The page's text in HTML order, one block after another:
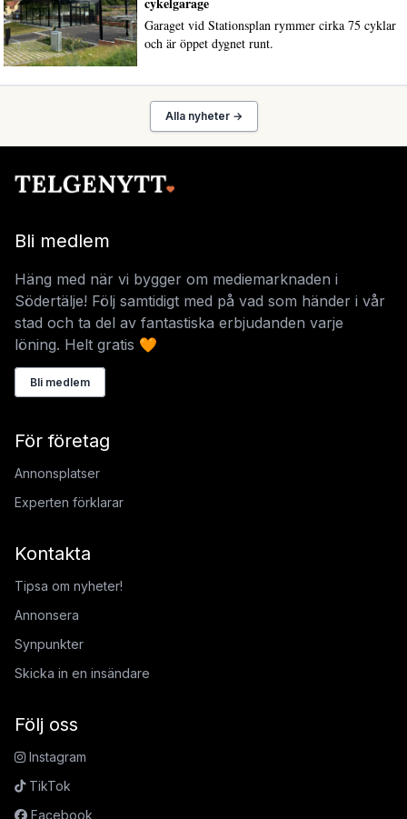
Garaget vid Stationsplan rymmer cirka 75 cyklar
och är öppet dygnet runt.
Alla nyheter →
Bli medlem
Häng med när vi bygger om mediemarknaden i
Södertälje! Följ samtidigt med på vad som händer i vår
stad och ta del av fantastiska erbjudanden varje
löning. Helt gratis 🧡
Bli medlem
För företag
Annonsplatser
Experten förklarar
Kontakta
Tipsa om nyheter!
Annonsera
Synpunkter
Skicka in en insändare
Följ oss
Instagram
TikTok
Facebook